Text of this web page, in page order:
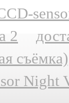
2
съёмка)
Night